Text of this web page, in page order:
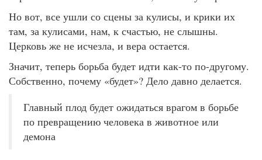
Но вот, все ушли со сцены за кулисы, и крики их
там, за кулисами, нам, к счастью, не слышны.
Церковь же не исчезла, и вера остается.
Значит, теперь борьба будет идти как-то по-другому.
Собственно, почему «будет»? Дело давно делается.
Главный плод будет ожидаться врагом в борьбе
по превращению человека в животное или
демона